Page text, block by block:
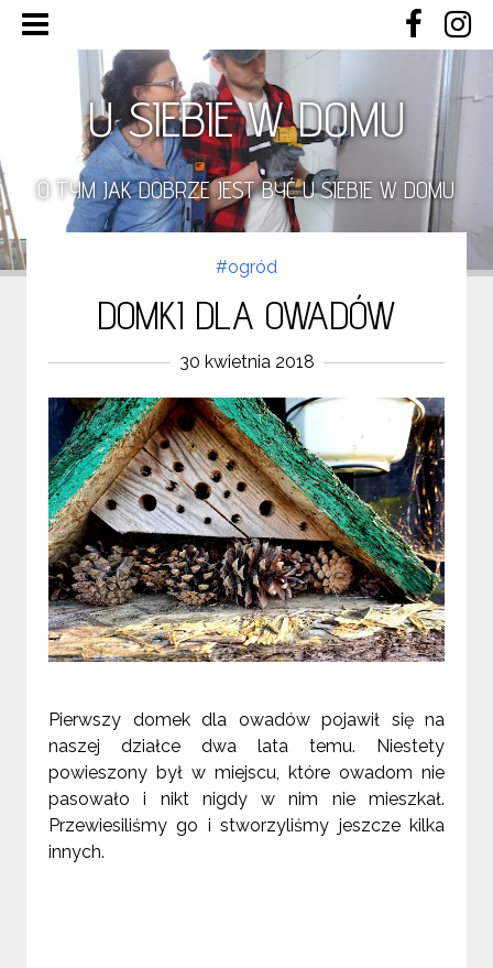
U SIEBIE W DOMU
O TYM JAK DOBRZE JEST BYĆ U SIEBIE W DOMU
#ogród
DOMKI DLA OWADÓW
30 kwietnia 2018
Pierwszy domek dla owadów pojawił się na
naszej działce dwa lata temu. Niestety
powieszony był w miejscu, które owadom nie
pasowało i nikt nigdy w nim nie mieszkał.
Przewiesiliśmy go i stworzyliśmy jeszcze kilka
innych.